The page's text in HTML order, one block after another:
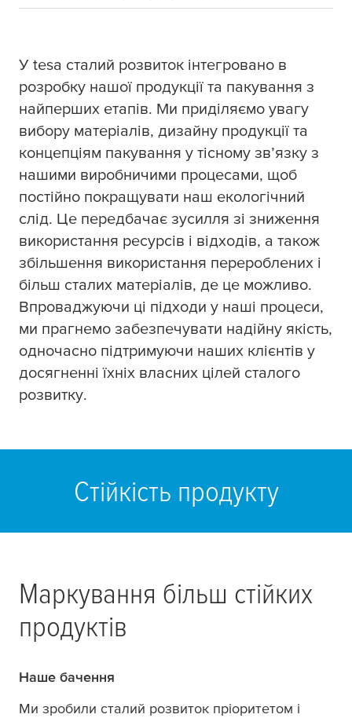
У tesa сталий розвиток інтегровано в
розробку нашої продукції та пакування з
найперших етапів. Ми приділяємо увагу
вибору матеріалів, дизайну продукції та
концепціям пакування у тісному зв’язку з
нашими виробничими процесами, щоб
постійно покращувати наш екологічний
слід. Це передбачає зусилля зі зниження
використання ресурсів і відходів, а також
збільшення використання перероблених і
більш сталих матеріалів, де це можливо.
Впроваджуючи ці підходи у наші процеси,
ми прагнемо забезпечувати надійну якість,
одночасно підтримуючи наших клієнтів у
досягненні їхніх власних цілей сталого
розвитку.
Стійкість продукту
Маркування більш стійких
продуктів
Наше бачення
Ми зробили сталий розвиток пріоритетом і